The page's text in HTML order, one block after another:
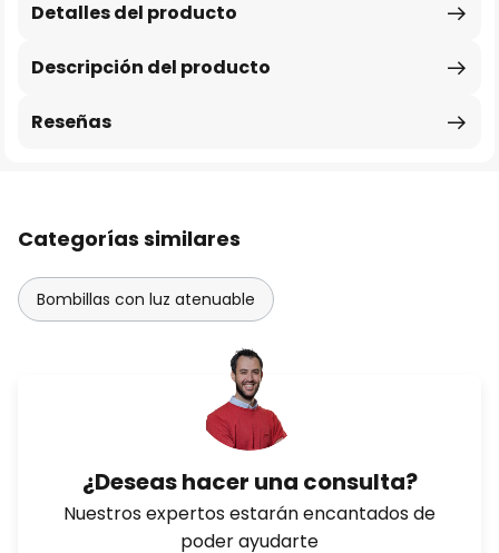
Descripción del producto
Detalles del producto
Reseñas
Categorías similares
Bombillas con luz atenuable
¿Deseas hacer una consulta?
Nuestros expertos estarán encantados de
poder ayudarte